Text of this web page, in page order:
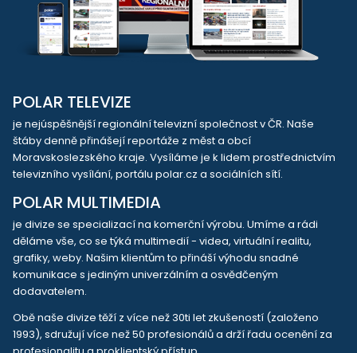
POLAR TELEVIZE
je nejúspěšnější regionální televizní společnost v ČR. Naše
štáby denně přinášejí reportáže z měst a obcí
Moravskoslezského kraje. Vysíláme je k lidem prostřednictvím
televizního vysílání, portálu polar.cz a sociálních sítí.
POLAR MULTIMEDIA
je divize se specializací na komerční výrobu. Umíme a rádi
děláme vše, co se týká multimedií - videa, virtuální realitu,
grafiky, weby. Našim klientům to přináší výhodu snadné
komunikace s jediným univerzálním a osvědčeným
dodavatelem.
Obě naše divize těží z více než 30ti let zkušeností (založeno
1993), sdružují více než 50 profesionálů a drží řadu ocenění za